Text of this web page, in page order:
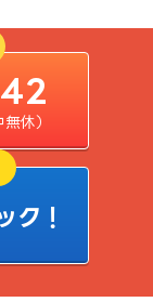
休）
ク！